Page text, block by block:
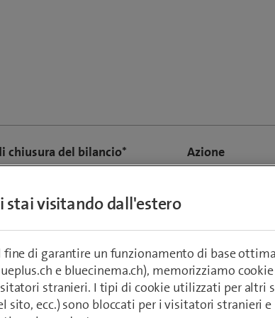
chiusura del bilancio* Azione
-
stai visitando dall'estero
fine di garantire un funzionamento di base
e bluecinema.ch), memorizziamo
stranieri. I tipi di cookie utilizzati per altri
sito, ecc.) sono bloccati per i visitatori stranieri